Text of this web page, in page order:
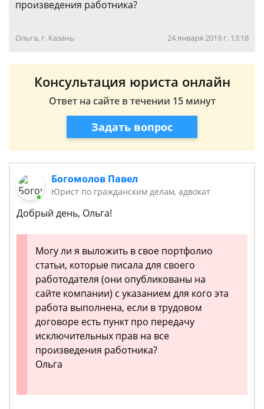
произведения работника?
Ольга, г. Казань 24 января 2019 г. 13:18
Консультация юриста онлайн
Ответ на сайте в течении 15 минут
Задать вопрос
Богомолов Павел
Юрист по гражданским делам, адвокат
Добрый день, Ольга!
Могу ли я выложить в свое портфолио
статьи, которые писала для своего
работодателя (они опубликованы на
сайте компании) с указанием для кого эта
работа выполнена, если в трудовом
договоре есть пункт про передачу
исключительных прав на все
произведения работника?
Ольга